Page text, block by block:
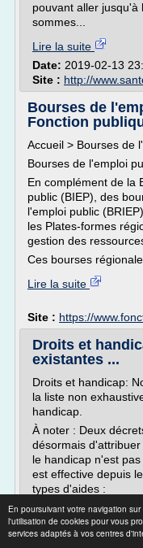
En poursuivant votre navigation
l'utilisation de cookies pour vous
services adaptés à vos centres
pouvant aller
sommes...
Lire la suite
Date: 2019-02-13
Site : http://
Bourses de
Fonction
Accueil > Bourses de
Bourses de l'emploi
En complément de la
public (BIEP), des
l'emploi public
les Plates-formes
gestion des
Ces bourses
Lire la suite
Site : https://
Droits et
existantes ...
Droits et handicap:
la liste non
handicap.
À noter : Deux
désormais
le handicap n'est
est effective depuis
types d'aides :
L'AAH (allocation
Lire la suite